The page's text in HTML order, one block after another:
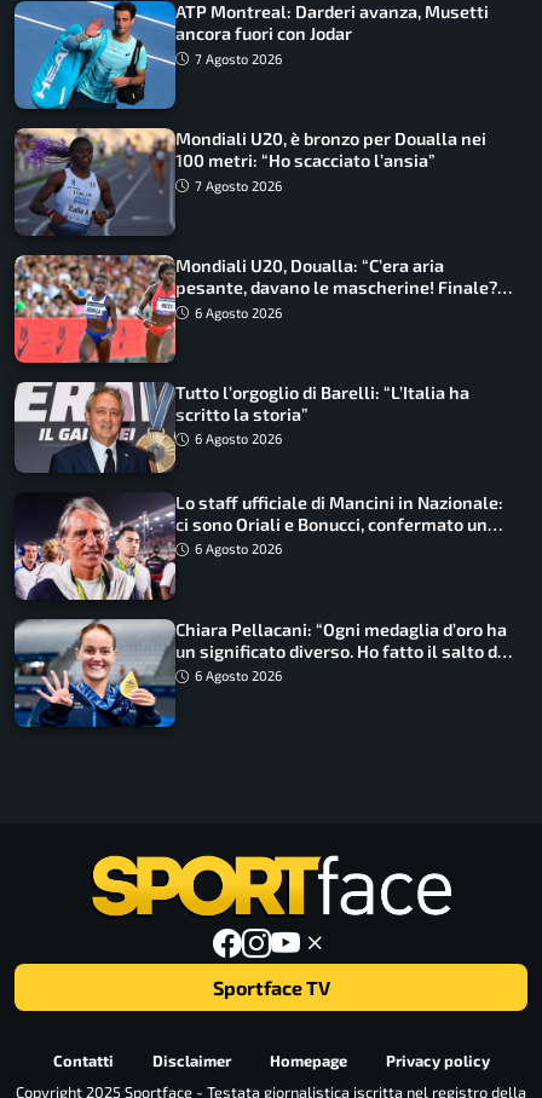
ATP Montreal: Darderi avanza, Musetti
ancora fuori con Jodar
7 Agosto 2026
Mondiali U20, è bronzo per Doualla nei
100 metri: “Ho scacciato l’ansia”
7 Agosto 2026
Mondiali U20, Doualla: “C’era aria
pesante, davano le mascherine! Finale?
Non ho nulla da perdere”
6 Agosto 2026
Tutto l’orgoglio di Barelli: “L’Italia ha
scritto la storia”
6 Agosto 2026
Lo staff ufficiale di Mancini in Nazionale:
ci sono Oriali e Bonucci, confermato un
ritorno
6 Agosto 2026
Chiara Pellacani: “Ogni medaglia d’oro ha
un significato diverso. Ho fatto il salto di
qualità”
6 Agosto 2026
Sportface TV
Contatti Disclaimer Homepage
Privacy policy
Copyright 2025 Sportface - Testata giornalistica iscritta nel registro della